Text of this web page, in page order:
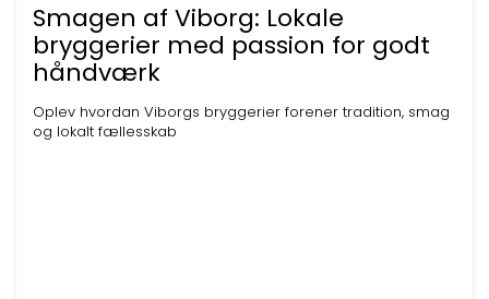
Smagen af Viborg: Lokale
bryggerier med passion for godt
håndværk
Oplev hvordan Viborgs bryggerier forener tradition, smag
og lokalt fællesskab